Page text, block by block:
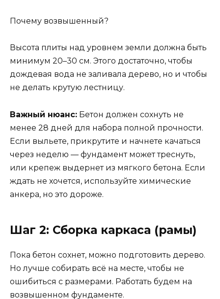
Почему возвышенный?
Высота плиты над уровнем земли должна быть
минимум 20–30 см. Этого достаточно, чтобы
дождевая вода не заливала дерево, но и чтобы
не делать крутую лестницу.
Важный нюанс: Бетон должен сохнуть не
менее 28 дней для набора полной прочности.
Если выльете, прикрутите и начнете качаться
через неделю — фундамент может треснуть,
или крепеж выдернет из мягкого бетона. Если
ждать не хочется, используйте химические
анкера, но это дороже.
Шаг 2: Сборка каркаса (рамы)
Пока бетон сохнет, можно подготовить дерево.
Но лучше собирать всё на месте, чтобы не
ошибиться с размерами. Работать будем на
возвышенном фундаменте.